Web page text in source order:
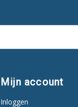
Mijn account
Inloggen